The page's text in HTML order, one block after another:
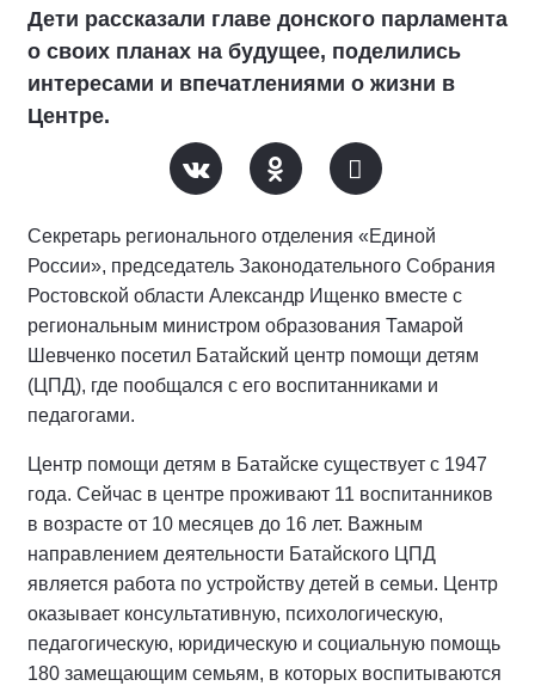
Дети рассказали главе донского парламента
о своих планах на будущее, поделились
интересами и впечатлениями о жизни в
Центре.
Секретарь регионального отделения «Единой
России», председатель Законодательного Собрания
Ростовской области Александр Ищенко вместе с
региональным министром образования Тамарой
Шевченко посетил Батайский центр помощи детям
(ЦПД), где пообщался с его воспитанниками и
педагогами.
Центр помощи детям в Батайске существует с 1947
года. Сейчас в центре проживают 11 воспитанников
в возрасте от 10 месяцев до 16 лет. Важным
направлением деятельности Батайского ЦПД
является работа по устройству детей в семьи. Центр
оказывает консультативную, психологическую,
педагогическую, юридическую и социальную помощь
180 замещающим семьям, в которых воспитываются